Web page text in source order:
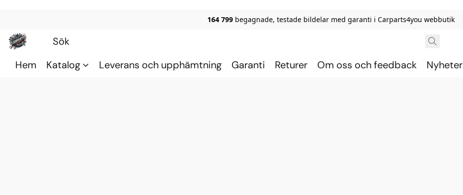
164 799 begagnade, testade bildelar med garanti i Carparts4you webbutik
Hem Katalog Leverans och upphämtning Garanti Returer Om oss och feedback Nyheter